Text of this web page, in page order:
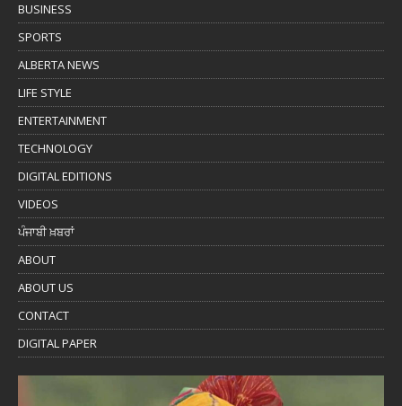
BUSINESS
SPORTS
ALBERTA NEWS
LIFE STYLE
ENTERTAINMENT
TECHNOLOGY
DIGITAL EDITIONS
VIDEOS
ਪੰਜਾਬੀ ਖ਼ਬਰਾਂ
ABOUT
ABOUT US
CONTACT
DIGITAL PAPER